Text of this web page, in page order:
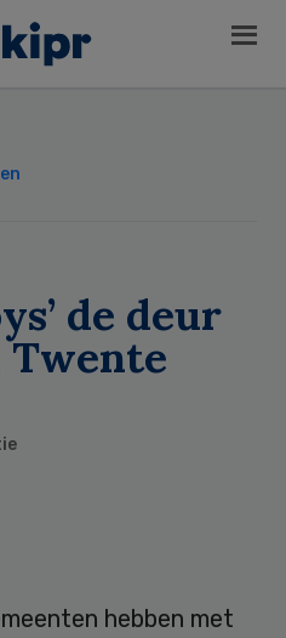
de deur
Twente
hebben met